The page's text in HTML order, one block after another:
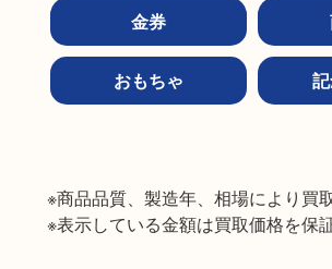
金券
おもちゃ
※商品品質、製造年、相場により買
※表示している金額は買取価格を保